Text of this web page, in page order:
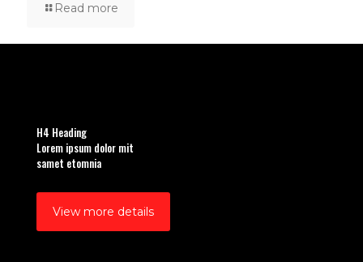
Read more
H4 Heading
Lorem ipsum dolor mit
samet etomnia
View more details